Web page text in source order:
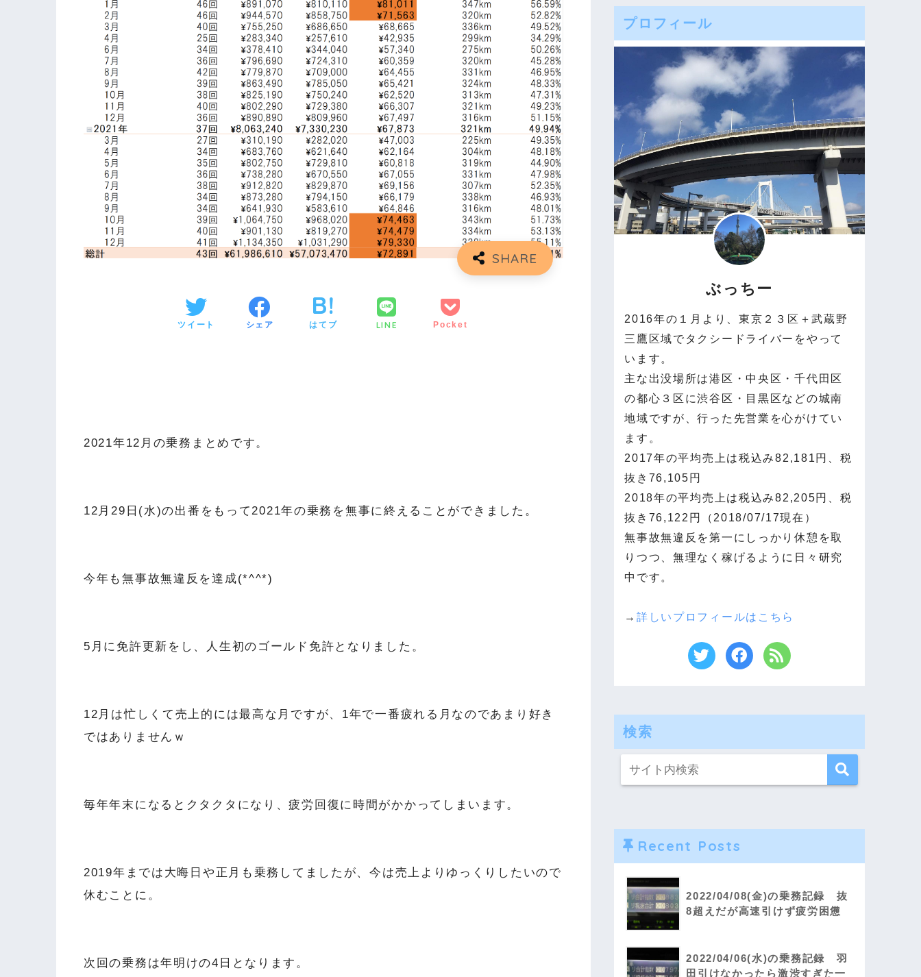
ツイート シェア はてブ LINE Pocket
2021年12月の乗務まとめです。
12月29日(水)の出番をもって2021年の乗務を無事に終えることができました。
今年も無事故無違反を達成(*^^*)
5月に免許更新をし、人生初のゴールド免許となりました。
12月は忙しくて売上的には最高な月ですが、1年で一番疲れる月なのであまり好き
ではありませんｗ
毎年年末になるとクタクタになり、疲労回復に時間がかかってしまいます。
2019年までは大晦日や正月も乗務してましたが、今は売上よりゆっくりしたいので
休むことに。
次回の乗務は年明けの4日となります。
プロフィール
ぶっちー
2016年の１月より、東京２３区＋武蔵野
三鷹区域でタクシードライバーをやって
います。
主な出没場所は港区・中央区・千代田区
の都心３区に渋谷区・目黒区などの城南
地域ですが、行った先営業を心がけてい
ます。
2017年の平均売上は税込み82,181円、税
抜き76,105円
2018年の平均売上は税込み82,205円、税
抜き76,122円（2018/07/17現在）
無事故無違反を第一にしっかり休憩を取
りつつ、無理なく稼げるように日々研究
中です。
→ 詳しいプロフィールはこちら
検索
Recent Posts
2022/04/08(金)の乗務記録 抜
8超えだが高速引けず疲労困憊
2022/04/06(水)の乗務記録 羽
田引けなかったら激渋すぎた一